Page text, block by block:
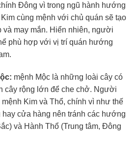
Đông vì trong ngũ hành hướng
cùng mệnh với chủ quán sẽ tạo
may mắn. Hiển nhiên, người
phù hợp với vị trí quán hướng
mệnh Mộc là những loài cây có
cây rộng lớn để che chở. Người
Kim và Thổ, chính vì như thế
hay cửa hàng nên tránh các hướng
và Hành Thổ (Trung tâm, Đông